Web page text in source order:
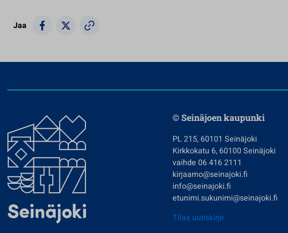
Jaa
© Seinäjoen kaupunki
PL 215, 60101 Seinäjoki
Kirkkokatu 6, 60100 Seinäjoki
vaihde 06 416 2111
kirjaamo@seinajoki.fi
info@seinajoki.fi
etunimi.sukunimi@seinajoki.fi
Tilaa uutiskirje